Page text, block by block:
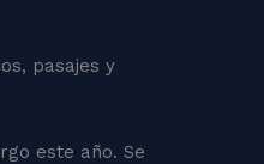
pasajes y
este año. Se